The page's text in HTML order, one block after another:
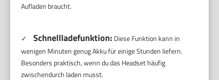
Aufladen braucht.
✓ Schnellladefunktion: Diese Funktion kann in
wenigen Minuten genug Akku für einige Stunden liefern.
Besonders praktisch, wenn du das Headset häufig
zwischendurch laden musst.